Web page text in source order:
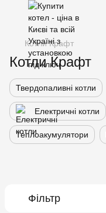
Котли Крафт
Котли Крафт
Твердопаливні котли
Електричні котли
Теплоакумулятори
Фільтр